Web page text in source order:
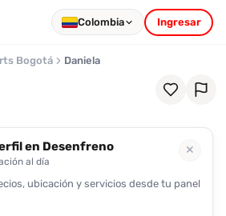
Colombia Ingresar
Bogotá Daniela
en Desenfreno
al día
✕
ubicación y servicios desde tu panel